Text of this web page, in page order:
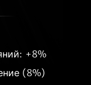
+8%
(8%)